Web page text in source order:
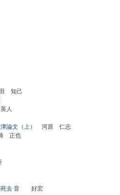
知己
人
論文（上）
河原 仁志
正也
去 音 好宏